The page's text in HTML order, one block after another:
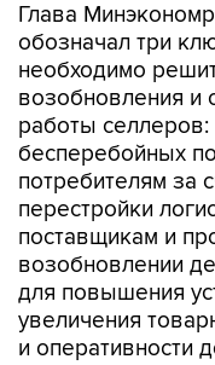
Глава
обозначал три
необходимо
возобновления и
работы
бесперебойных
потребителям за
перестройки
поставщикам и
возобновлении
для повышения
увеличения
и оперативности